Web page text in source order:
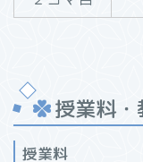
授業料
授業料